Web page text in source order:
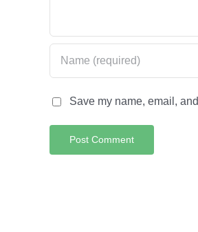
Save my name, email,